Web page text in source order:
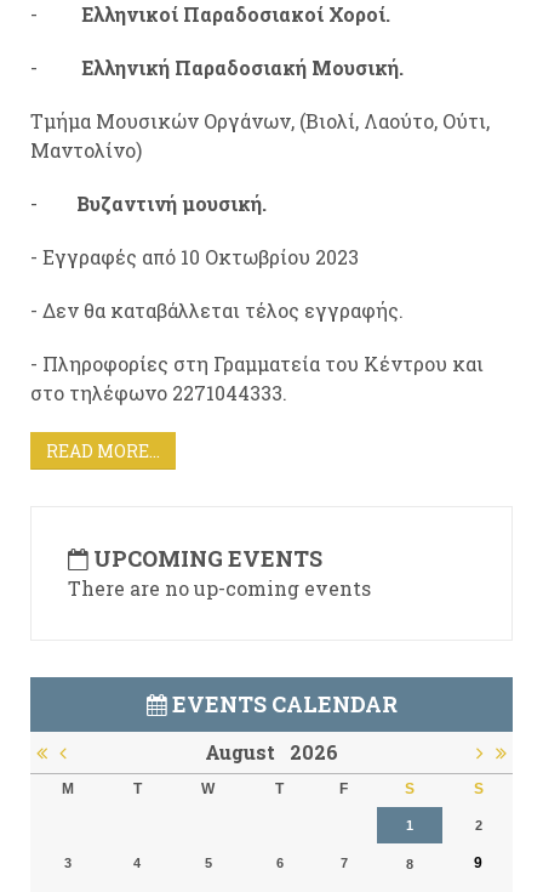
- Ελληνικοί Παραδοσιακοί Χοροί.
- Ελληνική Παραδοσιακή Μουσική.
Τμήμα Μουσικών Οργάνων, (Βιολί, Λαούτο, Ούτι,
Μαντολίνο)
- Βυζαντινή μουσική.
- Εγγραφές από 10 Οκτωβρίου 2023
- Δεν θα καταβάλλεται τέλος εγγραφής.
- Πληροφορίες στη Γραμματεία του Κέντρου και
στο τηλέφωνο 2271044333.
READ MORE...
UPCOMING EVENTS
There are no up-coming events
EVENTS CALENDAR
August 2026
M T W T F S S
1 2
3 4 5 6 7 8 9